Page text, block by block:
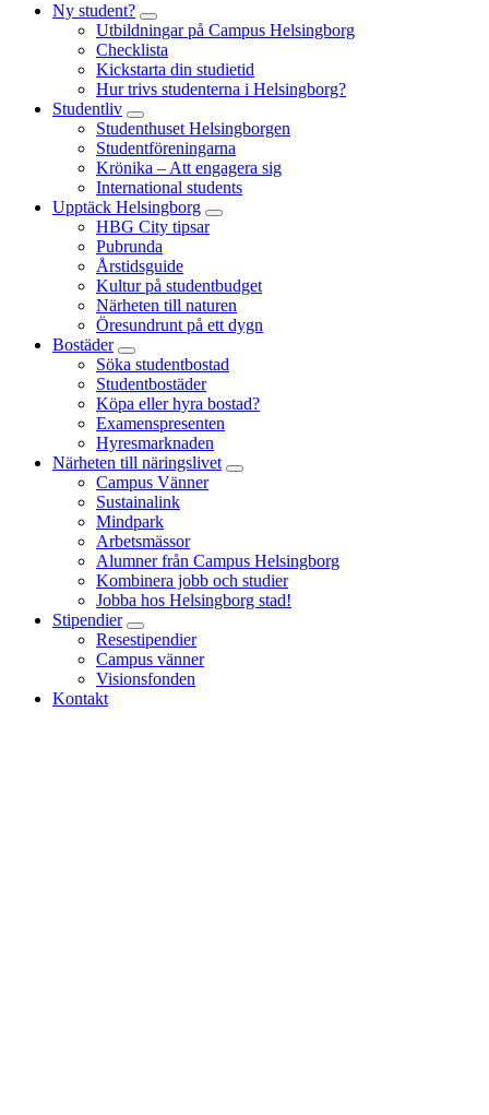
Ny student?
Utbildningar på Campus Helsingborg
Checklista
Kickstarta din studietid
Hur trivs studenterna i Helsingborg?
Studentliv
Studenthuset Helsingborgen
Studentföreningarna
Krönika – Att engagera sig
International students
Upptäck Helsingborg
HBG City tipsar
Pubrunda
Årstidsguide
Kultur på studentbudget
Närheten till naturen
Öresundrunt på ett dygn
Bostäder
Söka studentbostad
Studentbostäder
Köpa eller hyra bostad?
Examenspresenten
Hyresmarknaden
Närheten till näringslivet
Campus Vänner
Sustainalink
Mindpark
Arbetsmässor
Alumner från Campus Helsingborg
Kombinera jobb och studier
Jobba hos Helsingborg stad!
Stipendier
Resestipendier
Campus vänner
Visionsfonden
Kontakt